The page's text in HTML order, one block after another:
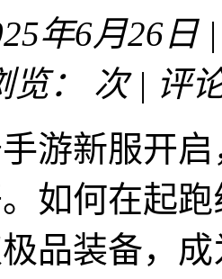
年6月26日
：
次 | 评
游新服开
如何在起
品装备，